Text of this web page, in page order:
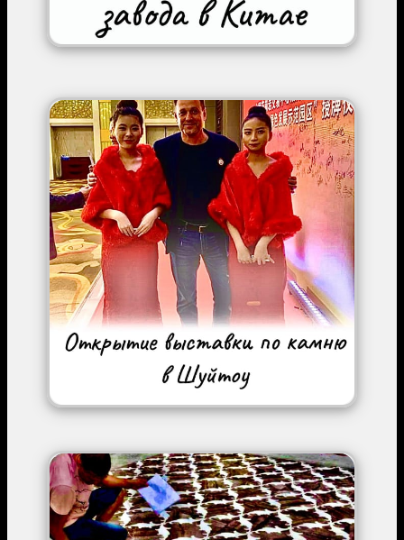
Image
Image